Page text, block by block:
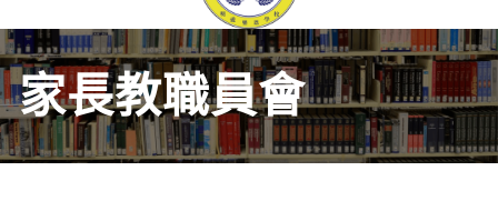
家長教職員會